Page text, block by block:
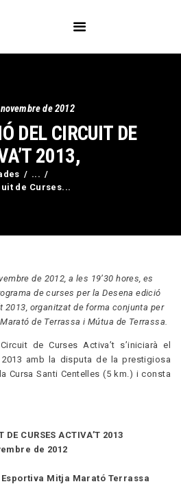
de 2012
DEL CIRCUIT DE
2013,
...
de Curses...
de 2012, a les 19’30 hores, es
de curses per la Desena edició
2013, organitzat de forma conjunta per
de Terrassa i Mútua de Terrassa.
de Curses Activa’t s’iniciarà el
amb la disputa de la prestigiosa
Cursa Santi Centelles (5 km.) i consta
DE CURSES ACTIVA’T 2013
de 2012
Mitja Marató Terrassa